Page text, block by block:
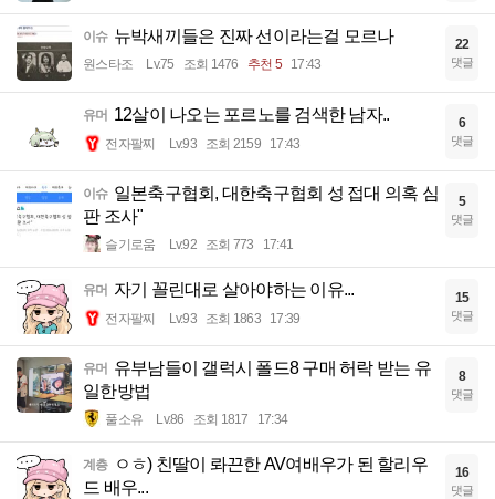
이슈 뉴박새끼들은 진짜 선이라는걸 모르나
원스타조 Lv.75 조회 1476 추천 5 17:43
22
댓글
유머 12살이 나오는 포르노를 검색한 남자..
전자팔찌 Lv.93 조회 2159 17:43
6
댓글
이슈 일본축구협회, 대한축구협회 성 접대 의혹 심
판 조사"
슬기로움 Lv.92 조회 773 17:41
5
댓글
유머 자기 꼴린대로 살아야하는 이유...
전자팔찌 Lv.93 조회 1863 17:39
15
댓글
유머 유부남들이 갤럭시 폴드8 구매 허락 받는 유
일한방법
풀소유 Lv.86 조회 1817 17:34
8
댓글
계층
ㅇㅎ) 친딸이 롸끈한 AV여배우가 된 할리우
드 배우...
16
댓글